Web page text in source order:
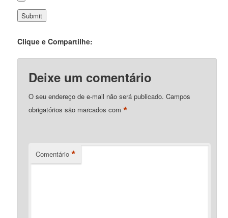
Clique e Compartilhe:
Deixe um comentário
O seu endereço de e-mail não será publicado. Campos
obrigatórios são marcados com*
Comentário *